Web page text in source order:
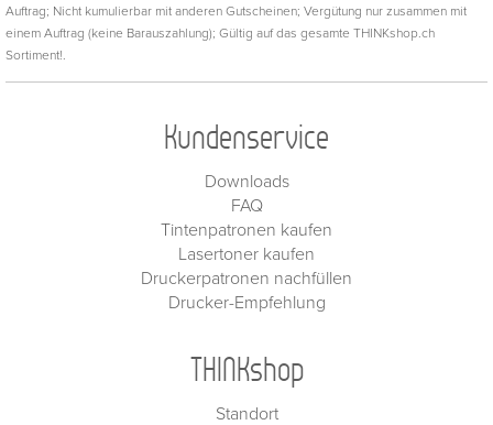
Auftrag; Nicht kumulierbar mit anderen Gutscheinen; Vergütung nur zusammen mit
einem Auftrag (keine Barauszahlung); Gültig auf das gesamte THINKshop.ch
Sortiment!.
Kundenservice
Downloads
FAQ
Tintenpatronen kaufen
Lasertoner kaufen
Druckerpatronen nachfüllen
Drucker-Empfehlung
THINKshop
Standort